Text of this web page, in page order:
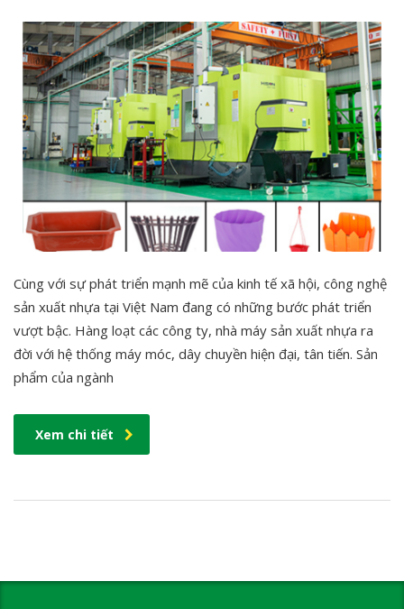
Cùng với sự phát triển mạnh mẽ của kinh tế xã hội, công nghệ
sản xuất nhựa tại Việt Nam đang có những bước phát triển
vượt bậc. Hàng loạt các công ty, nhà máy sản xuất nhựa ra
đời với hệ thống máy móc, dây chuyền hiện đại, tân tiến. Sản
phẩm của ngành
Xem chi tiết